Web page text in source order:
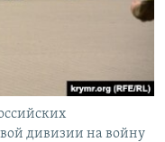
дивизии на войну